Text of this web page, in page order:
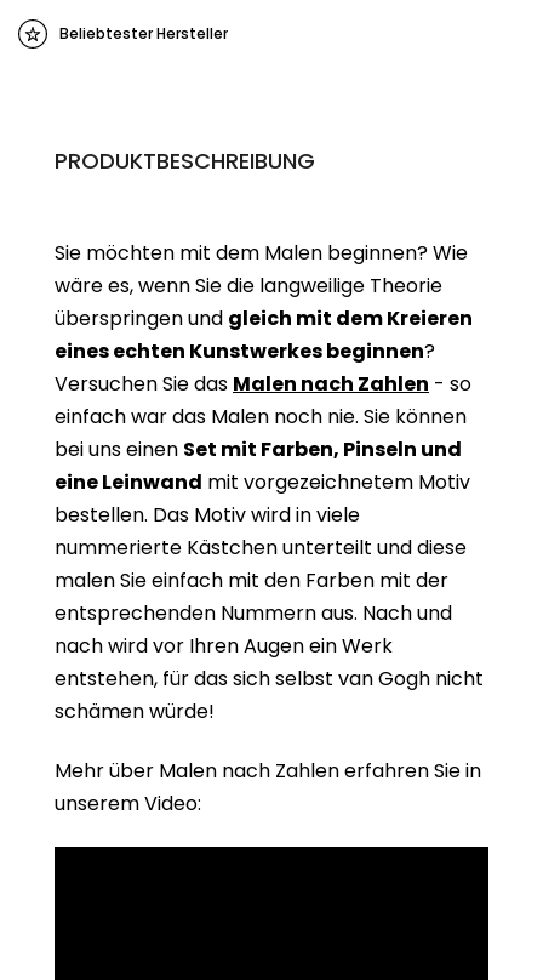
Beliebtester Hersteller
PRODUKTBESCHREIBUNG
Sie möchten mit dem Malen beginnen? Wie
wäre es, wenn Sie die langweilige Theorie
überspringen und gleich mit dem Kreieren
eines echten Kunstwerkes beginnen?
Versuchen Sie das Malen nach Zahlen - so
einfach war das Malen noch nie. Sie können
bei uns einen Set mit Farben, Pinseln und
eine Leinwand mit vorgezeichnetem Motiv
bestellen. Das Motiv wird in viele
nummerierte Kästchen unterteilt und diese
malen Sie einfach mit den Farben mit der
entsprechenden Nummern aus. Nach und
nach wird vor Ihren Augen ein Werk
entstehen, für das sich selbst van Gogh nicht
schämen würde!
Mehr über Malen nach Zahlen erfahren Sie in
unserem Video: